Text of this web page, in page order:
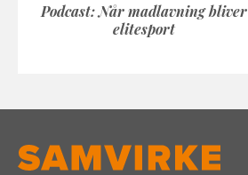
Podcast: Når madlavning bliver
elitesport